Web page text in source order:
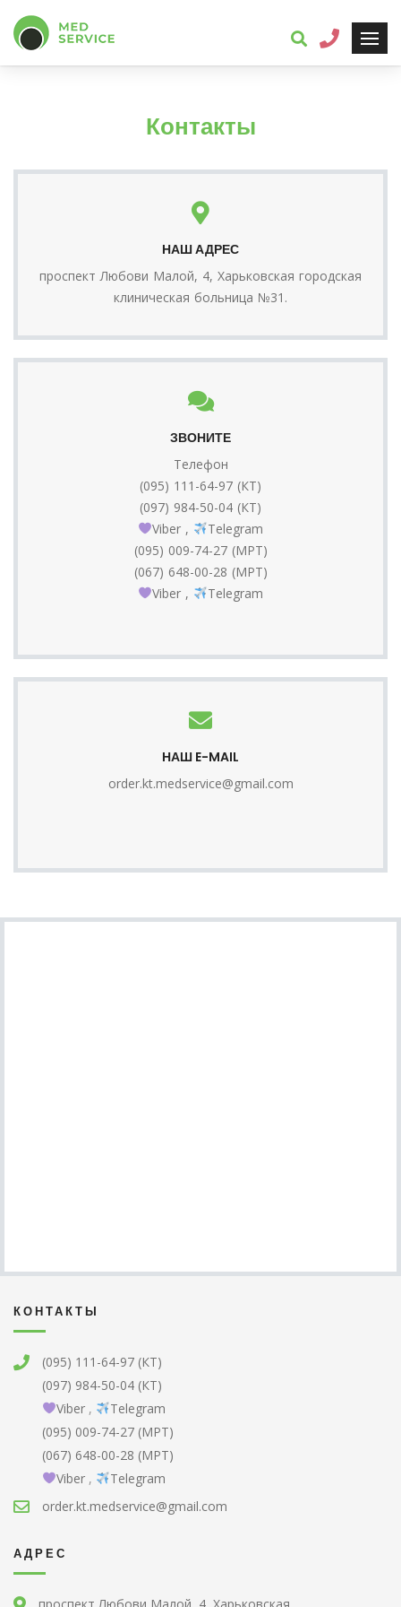
Контакты
НАШ АДРЕС
проспект Любови Малой, 4, Харьковская городская
клиническая больница №31.
ЗВОНИТЕ
Телефон
(095) 111-64-97 (КТ)
(097) 984-50-04 (КТ)
Viber ,
Telegram
(095) 009-74-27 (МРТ)
(067) 648-00-28 (МРТ)
Viber , Telegram
НАШ E-MAIL
order.kt.medservice@gmail.com
КОНТАКТЫ
(095) 111-64-97 (КТ)
(097) 984-50-04 (КТ)
Viber ,
Telegram
(095) 009-74-27 (МРТ)
(067) 648-00-28 (МРТ)
Viber ,
Telegram
order.kt.medservice@gmail.com
АДРЕС